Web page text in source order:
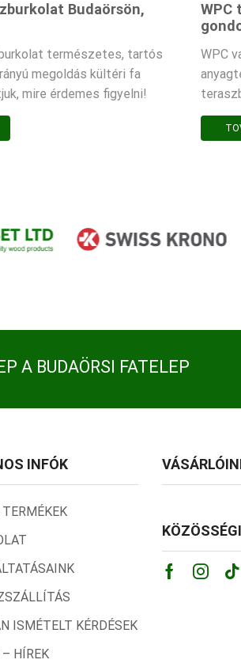
Budaörsön,
természetes, tartós
megoldás kültéri fa
mire érdemes figyelni!
WPC
WPC
A BUDAÖRSI FATELEP
INFÓK
ISMÉTELT KÉRDÉSEK
HÍREK
Facebook